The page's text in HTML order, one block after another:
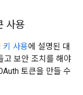
사용
키 사용에 설명된 대
고 보안 조치를 해야
토큰을 만들 수